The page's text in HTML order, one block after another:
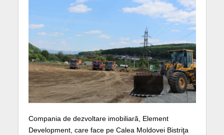
Compania de dezvoltare imobiliară, Element
Development, care face pe Calea Moldovei Bistriţa